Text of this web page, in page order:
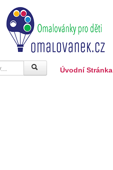
Úvodní Stránka